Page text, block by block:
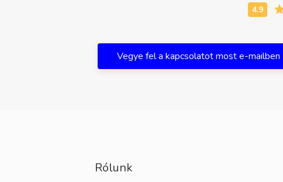
Vegye fel a kapcsolatot most e-mailben
Rólunk